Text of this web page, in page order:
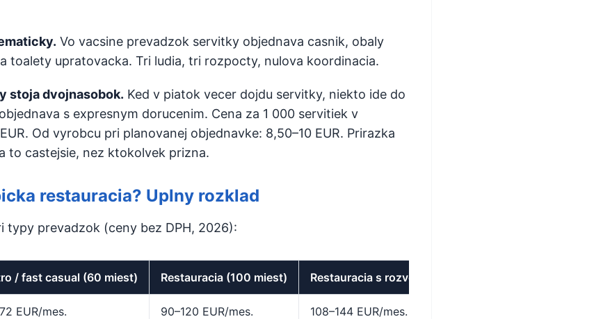
Vo vacsine prevadzok servitky objednava casnik, obaly
toalety upratovacka. Tri ludia, tri rozpocty, nulova koordinacia.
stoja dvojnasobok. Ked v piatok vecer dojdu servitky, niekto ide do
s expresnym dorucenim. Cena za 1 000 servitiek v
Od vyrobcu pri planovanej objednavke: 8,50–10 EUR. Prirazka
to castejsie, nez ktokolvek prizna.
restauracia? Uplny rozklad
typy prevadzok (ceny bez DPH, 2026):
/ fast casual (60 miest) Restauracia (100 miest) Restauracia s rozvozom (100 miest, 40 % takeaway)
EUR/mes. 90–120 EUR/mes. 108–144 EUR/mes.